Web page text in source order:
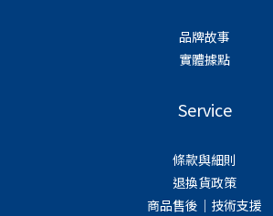
品牌故事
實體據點
Service
條款與細則
退換貨政策
商品售後｜技術支援